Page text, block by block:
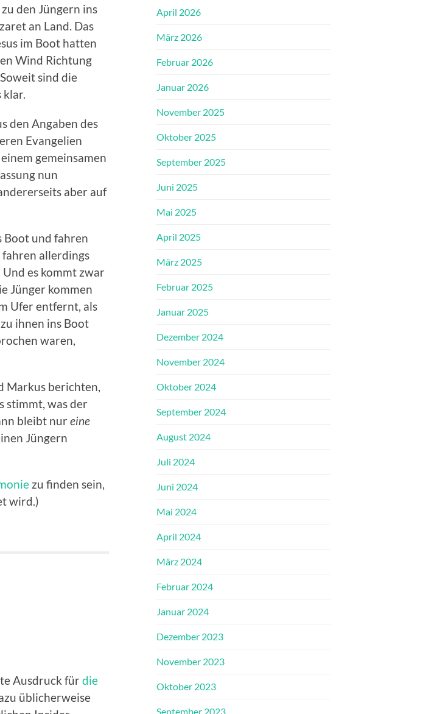
den Jüngern ins
an Land. Das
im Boot hatten
Wind Richtung
sind die
klar.
den Angaben des
Evangelien
gemeinsamen
nun
aber auf
Boot und fahren
fahren allerdings
es kommt zwar
Jünger kommen
Ufer entfernt, als
ihnen ins Boot
waren,
Markus berichten,
stimmt, was der
bleibt nur eine
Jüngern
zu finden sein,
wird.)
Ausdruck für die
üblicherweise
April 2026
März 2026
Februar 2026
Januar 2026
November 2025
Oktober 2025
September 2025
Juni 2025
Mai 2025
April 2025
März 2025
Februar 2025
Januar 2025
Dezember 2024
November 2024
Oktober 2024
September 2024
August 2024
Juli 2024
Juni 2024
Mai 2024
April 2024
März 2024
Februar 2024
Januar 2024
Dezember 2023
November 2023
Oktober 2023
September 2023